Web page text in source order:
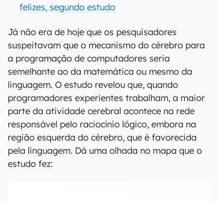
felizes, segundo estudo
Já não era de hoje que os pesquisadores
suspeitavam que o mecanismo do cérebro para
a programação de computadores seria
semelhante ao da matemática ou mesmo da
linguagem. O estudo revelou que, quando
programadores experientes trabalham, a maior
parte da atividade cerebral acontece na rede
responsável pelo raciocínio lógico, embora na
região esquerda do cérebro, que é favorecida
pela linguagem. Dá uma olhada no mapa que o
estudo fez: